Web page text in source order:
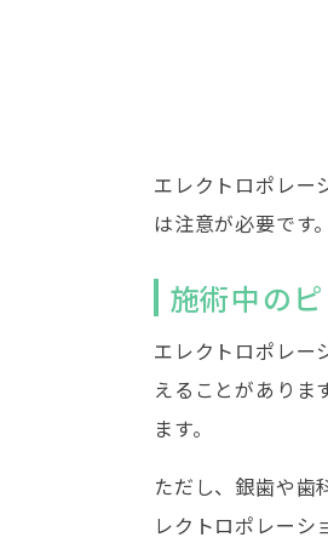
エレクトロポレー
は注意が必要です
施術中の
エレクトロポレー
えることがありま
ます。
ただし、銀歯や歯
レクトロポレー